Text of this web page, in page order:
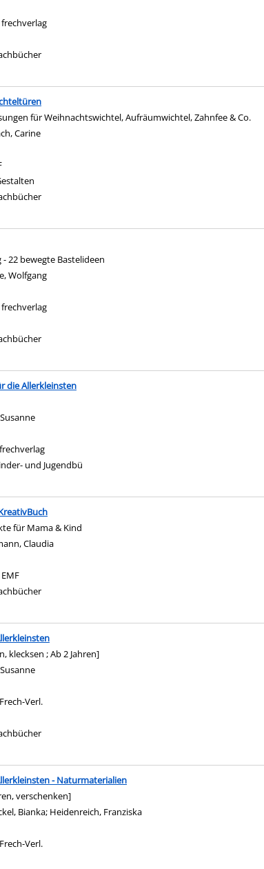
für Weihnachtswichtel, Aufräumwichtel, Zahnfee & Co.
Carine
- 22 bewegte Bastelideen
Wolfgang
die Allerkleinsten
und Jugendbü
für Mama & Kind
Claudia
klecksen ; Ab 2 Jahren]
Verl.
- Naturmaterialien
verschenken]
Bianka; Heidenreich, Franziska
Verl.